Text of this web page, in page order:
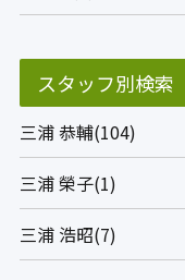
スタッフ別検索
三浦 恭輔(104)
三浦 榮子(1)
三浦 浩昭(7)